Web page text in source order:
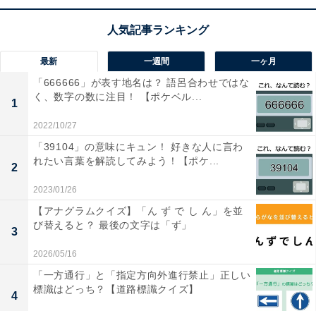
最新 一週間 一ヶ月
1
「666666」が表す地名は？ 語呂合わせではな
く、数字の数に注目！ 【ポケベル...
2022/10/27
2
「39104」の意味にキュン！ 好きな人に言わ
れたい言葉を解読してみよう！【ポケ...
2023/01/26
3
【アナグラムクイズ】「ん ず で し ん」を並
び替えると？ 最後の文字は「ず」
2026/05/16
4
「一方通行」と「指定方向外進行禁止」正しい
標識はどっち？【道路標識クイズ】